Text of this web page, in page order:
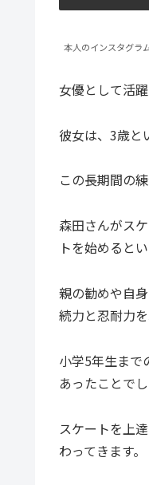
本人のインスタグラ
女優として活
彼女は、3歳と
この長期間の
森田さんがス
トを始めると
親の勧めや自
続力と忍耐力を
小学5年生まで
あったことでし
スケートを上
わってきます。